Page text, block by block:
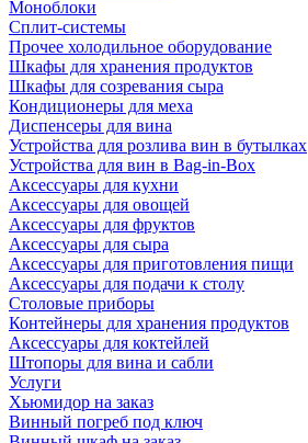
Моноблоки
Сплит-системы
Прочее холодильное оборудование
Шкафы для хранения продуктов
Шкафы для созревания сыра
Кондиционеры для меха
Диспенсеры для вина
Устройства для розлива вин в бутылках
Устройства для вин в Bag-in-Box
Аксессуары для кухни
Аксессуары для овощей
Аксессуары для фруктов
Аксессуары для сыра
Аксессуары для приготовления пищи
Аксессуары для подачи к столу
Столовые приборы
Контейнеры для хранения продуктов
Аксессуары для коктейлей
Штопоры для вина и сабли
Услуги
Хьюмидор на заказ
Винный погреб под ключ